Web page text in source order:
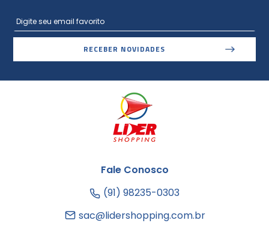
RECEBER NOVIDADES
Fale Conosco
(91) 98235-0303
sac@lidershopping.com.br